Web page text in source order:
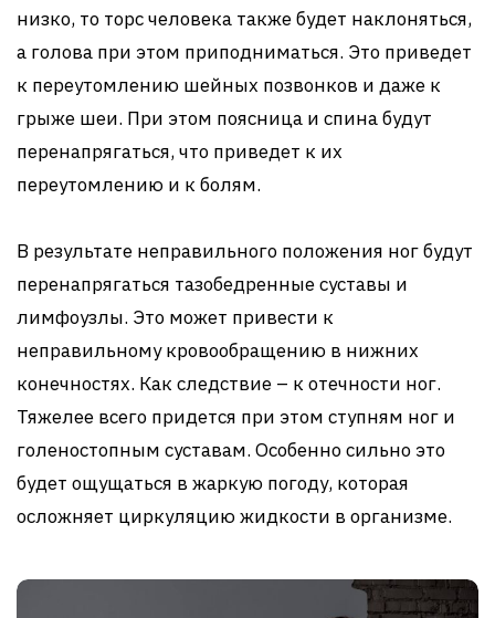
низко, то торс человека также будет наклоняться,
а голова при этом приподниматься. Это приведет
к переутомлению шейных позвонков и даже к
грыже шеи. При этом поясница и спина будут
перенапрягаться, что приведет к их
переутомлению и к болям.
В результате неправильного положения ног будут
перенапрягаться тазобедренные суставы и
лимфоузлы. Это может привести к
неправильному кровообращению в нижних
конечностях. Как следствие – к отечности ног.
Тяжелее всего придется при этом ступням ног и
голеностопным суставам. Особенно сильно это
будет ощущаться в жаркую погоду, которая
осложняет циркуляцию жидкости в организме.